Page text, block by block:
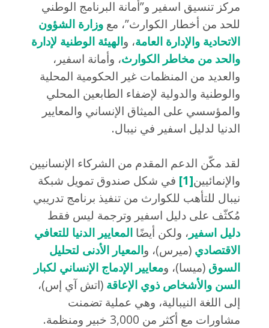
مركز تنسيق اسفير و”أمانة البرنامج الوطني
للحد من أخطار الكوارث”، معوزارة الشؤون
الاتحادية والإدارة العامة، والهيئة الوطنية لإدارة
والحد من مخاطر الكوارث، وأمانة اسفير،
والعديد من المنظمات غير الحكومية المحلية
والوطنية والدولية لإضفاء الطابعين المحلي
والمؤسسي على الميثاق الإنساني والمعايير
الدنيا لدليل اسفير في نيبال.
لقد مكّن الدعم المقدم من الشركاء الإنسانيين
والإنمائيين[1]
في شكل صندوق تمويل شبكة
نيبال للتأهب للكوارث من تنفيذ برنامج تدريبي
مُكثّف على دليل اسفير وترجمة ليس فقط
دليل اسفير ، ولكن أيضًاالمعايير الدنيا للتعافي
الاقتصادي (ميرس)، والمعيار الأدنى لتحليل
السوق (ميسا)، ومعايير الإدماج الإنساني لكبار
السن والأشخاص ذوي الإعاقة (اتش آي إس)،
إلى اللغة النيبالية، وهي عملية تضمنت
مشاورات مع أكثر من 3,000 خبير ومنظمة.